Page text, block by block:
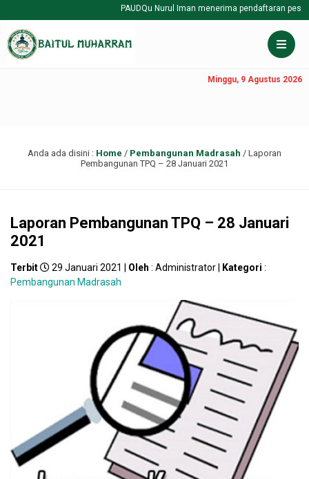
PAUDQu Nurul Iman menerima pendaftaran
Minggu, 9 Agustus 2026
Anda ada disini : Home / Pembangunan Madrasah / Laporan
Pembangunan TPQ – 28 Januari 2021
Laporan Pembangunan TPQ – 28 Januari
2021
Terbit 29 Januari 2021 | Oleh : Administrator | Kategori :
Pembangunan Madrasah